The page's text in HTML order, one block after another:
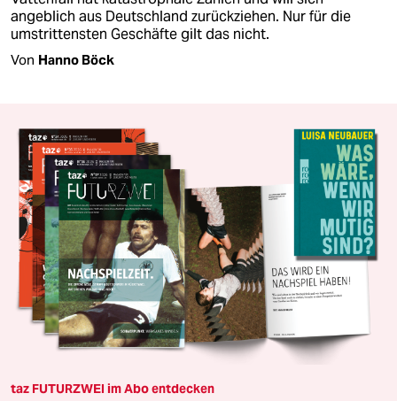
angeblich aus Deutschland zurückziehen. Nur für die
umstrittensten Geschäfte gilt das nicht.
Von Hanno Böck
taz FUTURZWEI im Abo entdecken